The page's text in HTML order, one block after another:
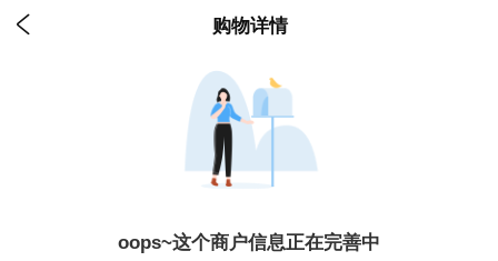
 购物详情
oops~这个商户信息正在完善中